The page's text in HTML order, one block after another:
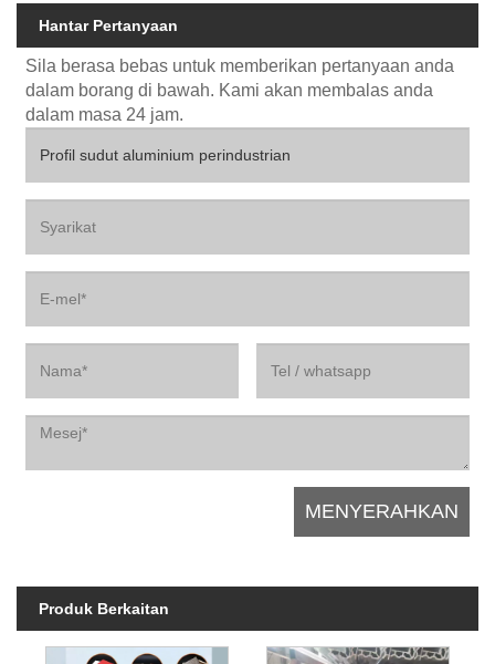
Hantar Pertanyaan
Sila berasa bebas untuk memberikan pertanyaan anda
dalam borang di bawah. Kami akan membalas anda
dalam masa 24 jam.
Produk Berkaitan